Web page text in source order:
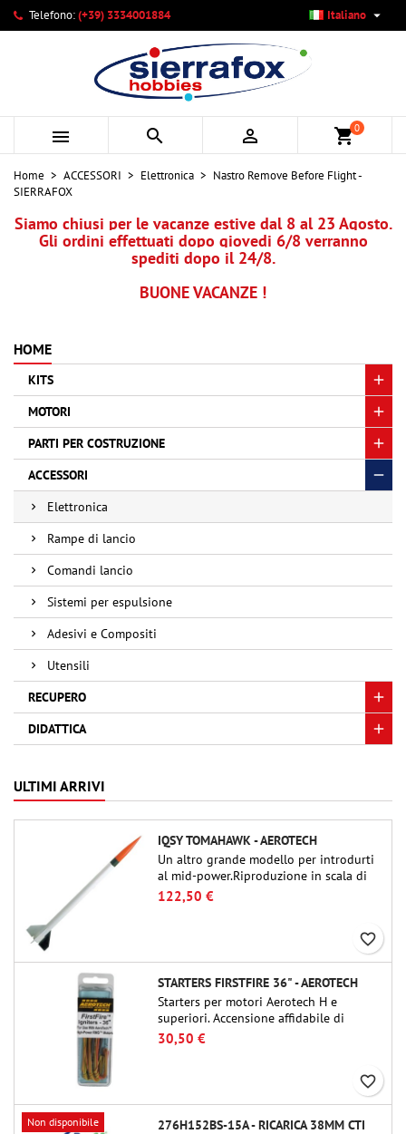
Telefono:(+39) 3334001884 Italiano 
   shopping_cart0
Home ACCESSORI Elettronica
Nastro Remove Before Flight -
SIERRAFOX
Siamo chiusi per le vacanze estive dal 8 al 23 Agosto.
Gli ordini effettuati dopo giovedi 6/8 verranno
spediti dopo il 24/8.
BUONE VACANZE !
HOME
KITS
MOTORI
PARTI PER COSTRUZIONE
ACCESSORI
Elettronica
Rampe di lancio
Comandi lancio
Sistemi per espulsione
Adesivi e Compositi
Utensili
RECUPERO
DIDATTICA
ULTIMI ARRIVI
IQSY TOMAHAWK - AEROTECH
Un altro grande modello per introdurti
al mid-power.Riproduzione in scala di
un famoso razzo-sonda, dalle dimensioni
contenute e adatto per passare a kit di
122,50 €
favorite_border
STARTERS FIRSTFIRE 36" - AEROTECH
Starters per motori Aerotech H e
superiori. Accensione affidabile di
motori fino a 91 cm di lunghezza.
30,50 €
favorite_border
Non disponibile
276H152BS-15A - RICARICA 38MM CTI
Le mie liste di desideri ×
Crea nuova lista
Crea lista dei desideri ×
Nome lista dei desideri
Annulla Crea lista dei desideri
Accedi ×
Devi avere effettuato l'accesso per salvare dei prodotti
nella tua lista dei desideri.
Annulla Accedi